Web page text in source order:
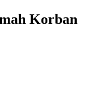
Korban